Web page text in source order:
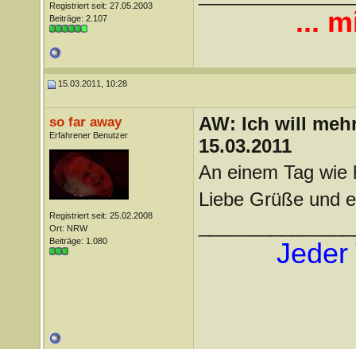
Registriert seit: 27.05.2003
Beiträge: 2.107
...
15.03.2011, 10:28
so far away
Erfahrener Benutzer
Registriert seit: 25.02.2008
Ort: NRW
Beiträge: 1.080
AW: Ich will
15.03.2011
An einem Tag
Liebe Grüße und
Jeder